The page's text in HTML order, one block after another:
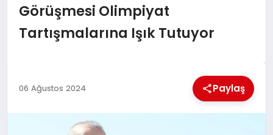
EĞITIM
MAGAZIN
Görüşmesi Olimpiyat
Tartışmalarına Işık Tutuyor
06 Ağustos 2024 Paylaş